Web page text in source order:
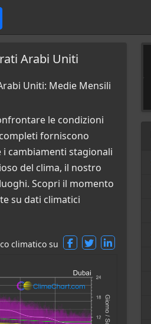
Arabi Uniti
Uniti: Medie Mensili
le condizioni
forniscono
cambiamenti stagionali
del clima, il nostro
Scopri il momento
su dati climatici
climatico su